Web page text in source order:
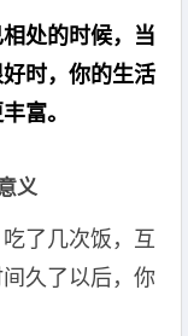
处的时候，当
时，你的生活
富。
义
了几次饭，互
久了以后，你